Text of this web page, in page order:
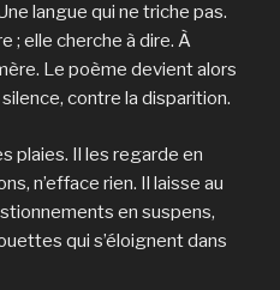
langue qui ne triche pas.
; elle cherche à dire. À
Le poème devient alors
contre la disparition.
plaies. Il les regarde en
n’efface rien. Il laisse au
en suspens,
qui s’éloignent dans